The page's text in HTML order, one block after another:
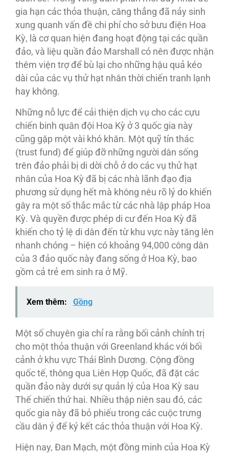
gia hạn các thỏa thuận, căng thẳng đã nảy sinh
xung quanh vấn đề chi phí cho sở bưu điện Hoa
Kỳ, là cơ quan hiện đang hoạt động tại các quần
đảo, và liệu quần đảo Marshall có nên được nhận
thêm viện trợ để bù lại cho những hậu quả kéo
dài của các vụ thử hạt nhân thời chiến tranh lạnh
hay không.
Những nỗ lực để cải thiện dịch vụ cho các cựu
chiến binh quân đội Hoa Kỳ ở 3 quốc gia này
cũng gặp một vài khó khăn. Một quỹ tín thác
(trust fund) để giúp đỡ những người dân sống
trên đảo phải bị di dời chỗ ở do các vụ thử hạt
nhân của Hoa Kỳ đã bị các nhà lãnh đạo địa
phương sử dụng hết mà không nêu rõ lý do khiến
gây ra một số thắc mắc từ các nhà lập pháp Hoa
Kỳ. Và quyền được phép di cư đến Hoa Kỳ đã
khiến cho tỷ lệ di dân đến từ khu vực này tăng lên
nhanh chóng – hiện có khoảng 94,000 công dân
của 3 đảo quốc này đang sống ở Hoa Kỳ, bao
gồm cả trẻ em sinh ra ở Mỹ.
Xem thêm: Gồng
Một số chuyên gia chỉ ra rằng bối cảnh chính trị
cho một thỏa thuận với Greenland khác với bối
cảnh ở khu vực Thái Bình Dương. Cộng đồng
quốc tế, thông qua Liên Hợp Quốc, đã đặt các
quần đảo này dưới sự quản lý của Hoa Kỳ sau
Thế chiến thứ hai. Nhiều thập niên sau đó, các
quốc gia này đã bỏ phiếu trong các cuộc trưng
cầu dân ý để ký kết các thỏa thuận với Hoa Kỳ.
Hiện nay, Đan Mạch, một đồng minh của Hoa Kỳ